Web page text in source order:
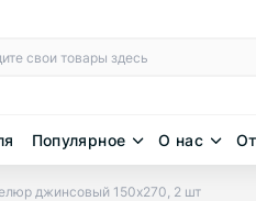
Популярное О нас
джинсовый 150х270, 2 шт